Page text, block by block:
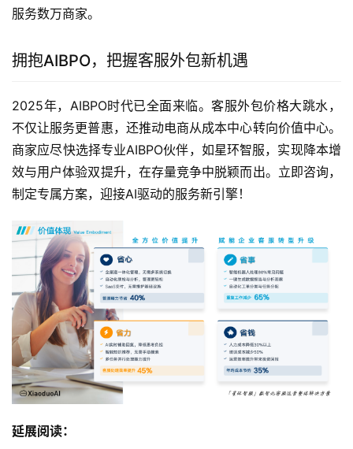
服务数万商家。
拥抱AIBPO，把握客服外包新机遇
2025年，AIBPO时代已全面来临。客服外包价格大跳水，
不仅让服务更普惠，还推动电商从成本中心转向价值中心。
商家应尽快选择专业AIBPO伙伴，如星环智服，实现降本增
效与用户体验双提升，在存量竞争中脱颖而出。立即咨询，
制定专属方案，迎接AI驱动的服务新引擎！
延展阅读：